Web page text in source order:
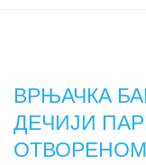
ВРЊАЧКА
ДЕЧИЈИ
ОТВОРЕНОМ